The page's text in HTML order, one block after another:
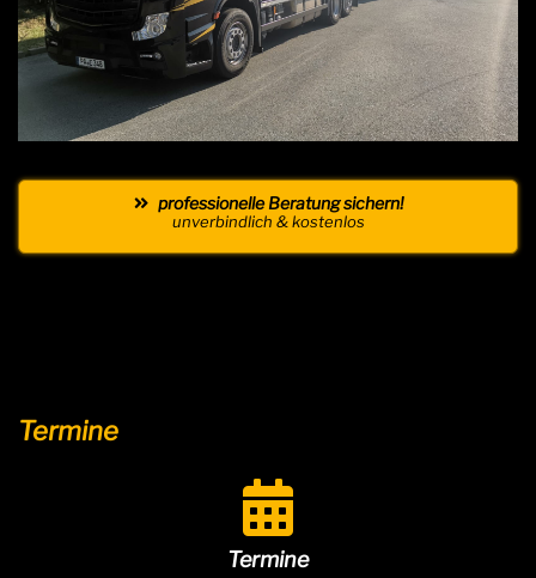
professionelle Beratung sichern!
unverbindlich & kostenlos
Termine
Termine